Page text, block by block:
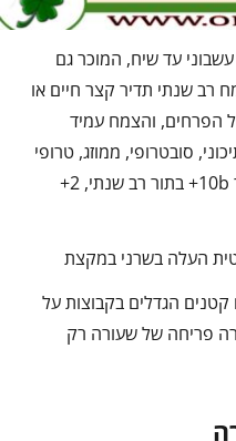
עד שיח, המוכר גם
רב שנתי תדיר קצר חיים או
הפרחים, והצמח עמיד
סובטרופי, ממוזג, טרופי
או מדברי, הגדל באזור עמידות לקור 10b+ בתור רב שנתי, 2+
העלה בשרני במקצת
הגדלים בקבוצות על
פריחה של שעורה רק